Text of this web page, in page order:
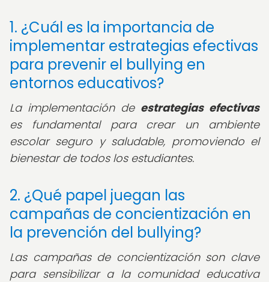
1. ¿Cuál es la importancia de
implementar estrategias efectivas
para prevenir el bullying en
entornos educativos?
La implementación de estrategias efectivas
es fundamental para crear un ambiente
escolar seguro y saludable, promoviendo el
bienestar de todos los estudiantes.
2. ¿Qué papel juegan las
campañas de concientización en
la prevención del bullying?
Las campañas de concientización son clave
para sensibilizar a la comunidad educativa